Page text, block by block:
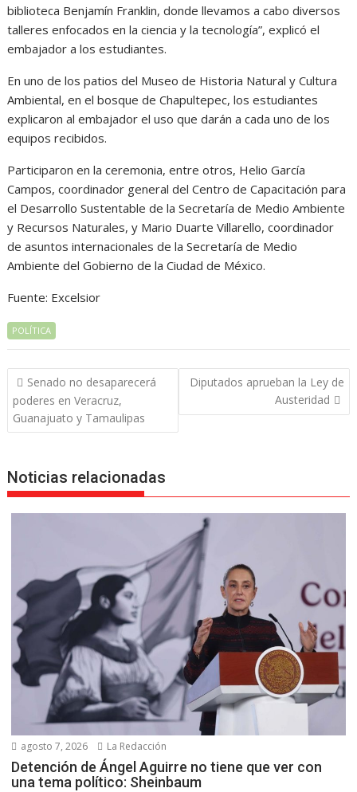
biblioteca Benjamín Franklin, donde llevamos a cabo diversos
talleres enfocados en la ciencia y la tecnología”, explicó el
embajador a los estudiantes.
En uno de los patios del Museo de Historia Natural y Cultura
Ambiental, en el bosque de Chapultepec, los estudiantes
explicaron al embajador el uso que darán a cada uno de los
equipos recibidos.
Participaron en la ceremonia, entre otros, Helio García
Campos, coordinador general del Centro de Capacitación para
el Desarrollo Sustentable de la Secretaría de Medio Ambiente
y Recursos Naturales, y Mario Duarte Villarello, coordinador
de asuntos internacionales de la Secretaría de Medio
Ambiente del Gobierno de la Ciudad de México.
Fuente: Excelsior
POLÍTICA
Navegación
de
entradas
Senado no desaparecerá
poderes en Veracruz,
Guanajuato y Tamaulipas
Diputados aprueban la Ley de
Austeridad
Noticias relacionadas
agosto 7, 2026 La Redacción
Detención de Ángel Aguirre no tiene que ver con
una tema político: Sheinbaum